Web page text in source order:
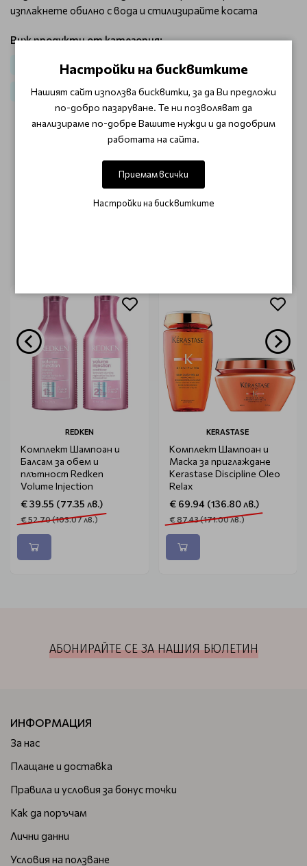
изплакнете обилно с вода и стилизирайте косата
Виж продукти от категория:
Линия за контрол на обема / Smoothing
Комплекти за коса Топ продукти
ОТЗИВИ (0)
Този продукт няма отзиви.
НАПИШЕТЕ ОТЗИВ
REDKEN
Комплект Шампоан и
Балсам за обем и
плътност Redken
Volume Injection
€ 39.55 (77.35 лв.)
€ 52.70 (103.07 лв.)
KERASTASE
Комплект Шампоан и
Маска за приглаждане
Kerastase Discipline Oleo
Relax
€ 69.94 (136.80 лв.)
€ 87.43 (171.00 лв.)
АБОНИРАЙТЕ СЕ ЗА НАШИЯ БЮЛЕТИН
ИНФОРМАЦИЯ
За нас
Плащане и доставка
Правила и условия за бонус точки
Как да поръчам
Лични данни
Условия на ползване
Настройки на бисквитките
Нашият сайт използва бисквитки, за да Ви предложи
по-добро пазаруване. Те ни позволяват да
анализираме по-добре Вашите нужди и да подобрим
работата на сайта.
Приемам всички
Настройки на бисквитките